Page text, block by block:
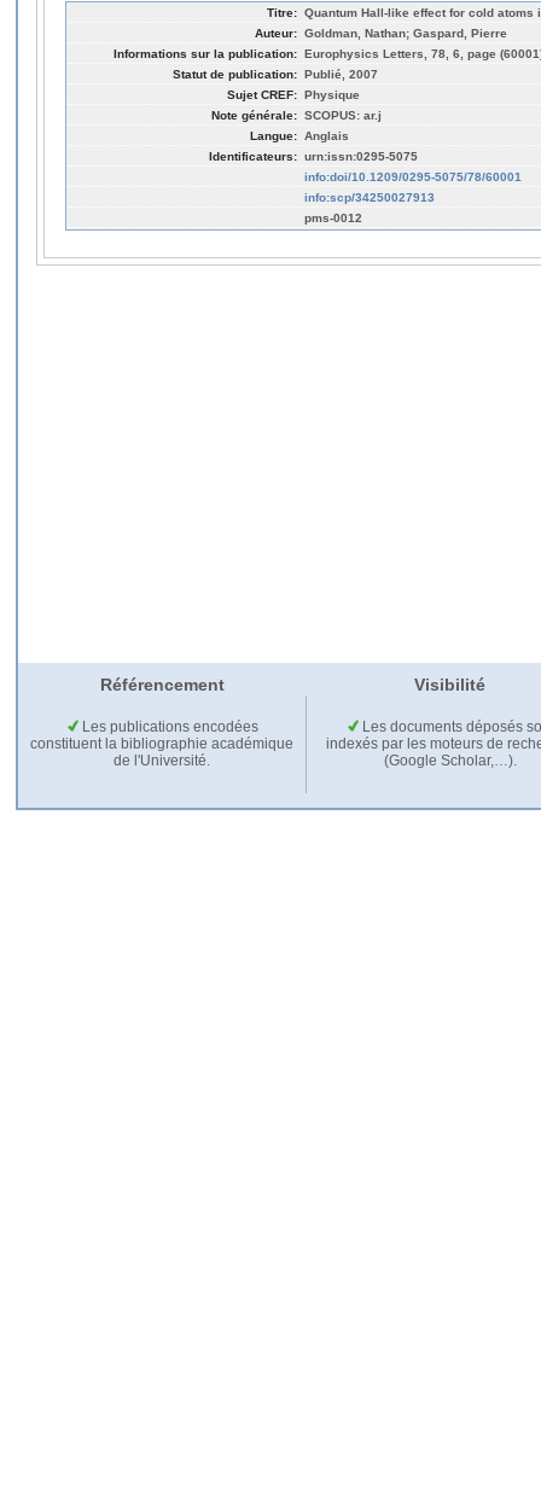
Titre: Quantum Hall-like effect for cold atoms
Auteur: Goldman, Nathan; Gaspard, Pierre
Informations sur la publication: Europhysics Letters, 78, 6, page
Statut de publication: Publié, 2007
Sujet CREF: Physique
Note générale: SCOPUS: ar.j
Langue: Anglais
Identificateurs: urn:issn:0295-5075
info:doi/10.1209/0295-5075/78/60001
info:scp/34250027913
pms-0012
Référencement Visibilité
Les publications encodées
constituent la bibliographie académique
de l'Université.
Les documents déposés
indexés par les moteurs de
(Google Scholar,…).